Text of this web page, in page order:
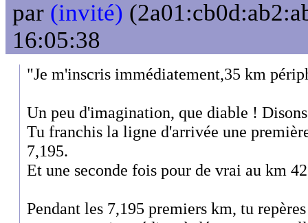
par (invité)
16:05:38
"Je m'inscris immédiatement,35 km
Un peu d'imagination, que diable !
Tu franchis la ligne d'arrivée une
7,195.
Et une seconde fois pour de vrai au km
Pendant les 7,195 premiers km, tu